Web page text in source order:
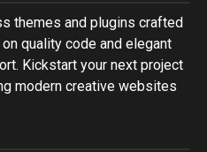
themes and plugins crafted
quality code and elegant
Kickstart your next project
modern creative websites